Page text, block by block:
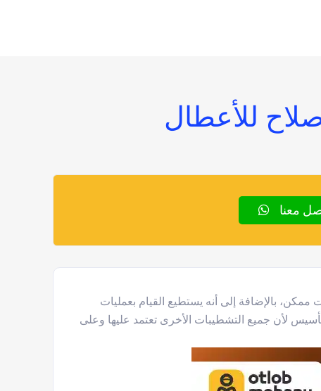
معنا
بالإضافة إلى أنه يستطيع القيام بعمليات
لأن جميع التشطيبات الأخرى تعتمد عليها وعلى